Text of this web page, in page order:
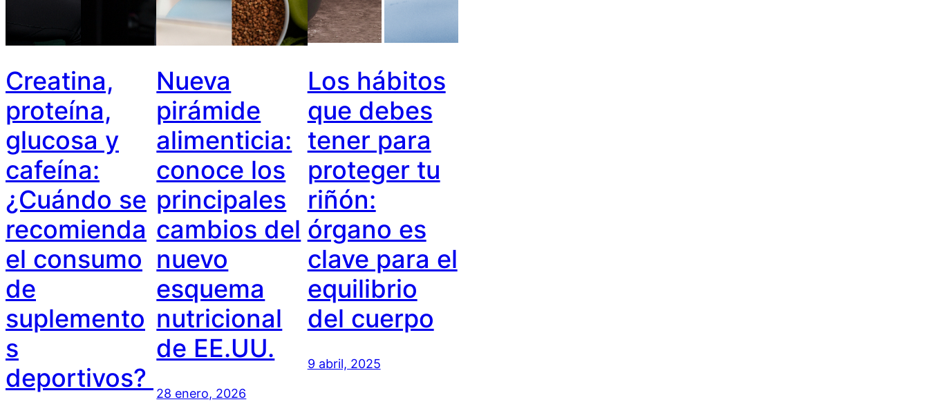
Creatina,
proteína,
glucosa y
cafeína:
¿Cuándo se
recomienda
el consumo
de
suplemento
s
deportivos?
Nueva
pirámide
alimenticia:
conoce los
principales
cambios del
nuevo
esquema
nutricional
de EE.UU.
28 enero, 2026
Los hábitos
que debes
tener para
proteger tu
riñón:
órgano es
clave para el
equilibrio
del cuerpo
9 abril, 2025